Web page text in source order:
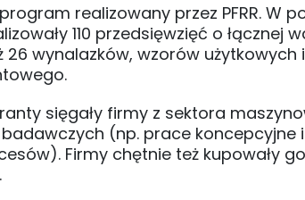
realizowany przez PFRR.
110 przedsięwzięć o łącznej
wynalazków, wzorów użytkowych
sięgały firmy z sektora
badawczych (np. prace
Firmy chętnie też kupowały